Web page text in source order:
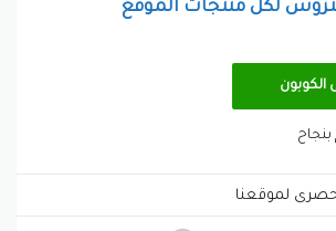
لكل منتجات الموقع
حصرى لموقعنا